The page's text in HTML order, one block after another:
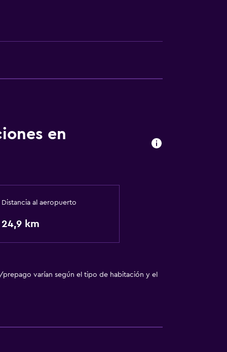
en
Distancia al aeropuerto
24,9 km
prepago varían según el tipo de habitación y el